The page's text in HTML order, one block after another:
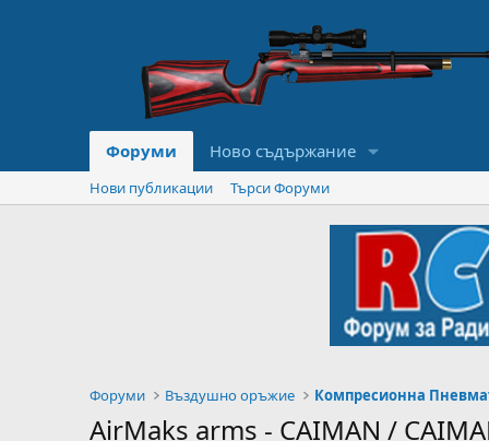
Форуми Ново съдържание
Нови публикации Търси Форуми
Форуми Въздушно оръжие Компресионна
AirMaks arms - CAIMAN /